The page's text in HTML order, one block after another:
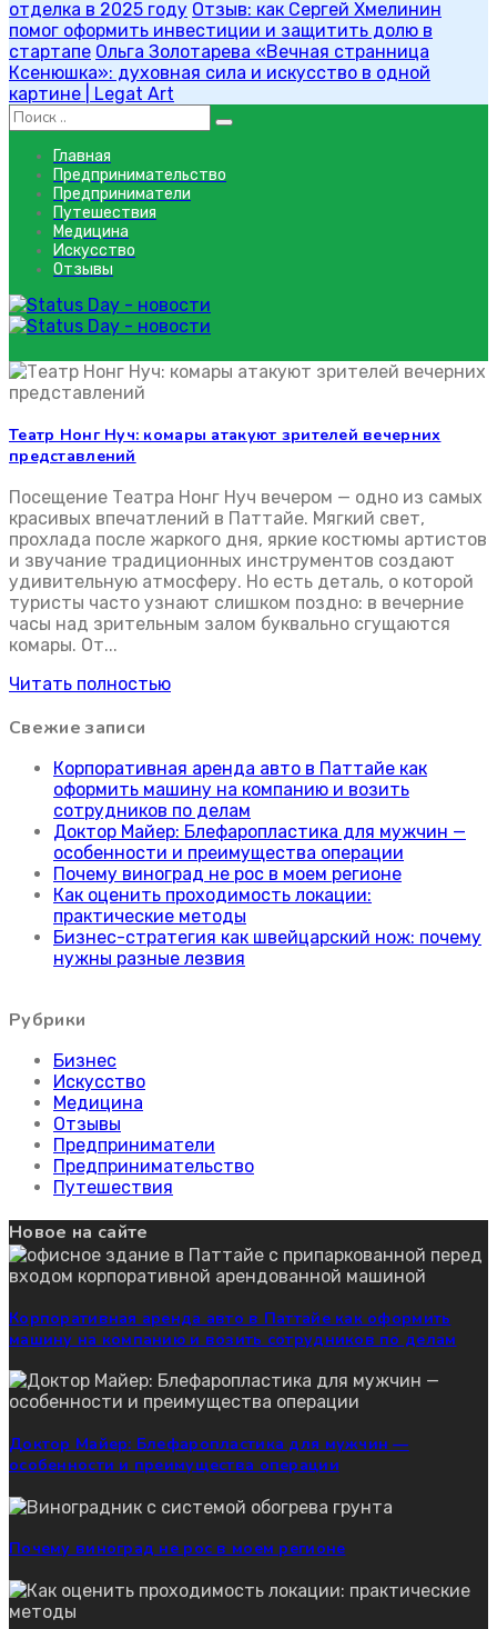
отделка в 2025 году Отзыв: как Сергей Хмелинин
помог оформить инвестиции и защитить долю в
стартапе Ольга Золотарева «Вечная странница
Ксенюшка»: духовная сила и искусство в одной
картине | Legat Art
Главная
Предпринимательство
Предприниматели
Путешествия
Медицина
Искусство
Отзывы
свет привлекает комаров
свет привлекает комаров
Театр Нонг Нуч: комары атакуют зрителей вечерних
представлений
Посещение Театра Нонг Нуч вечером — одно из самых
красивых впечатлений в Паттайе. Мягкий свет,
прохлада после жаркого дня, яркие костюмы артистов
и звучание традиционных инструментов создают
удивительную атмосферу. Но есть деталь, о которой
туристы часто узнают слишком поздно: в вечерние
часы над зрительным залом буквально сгущаются
комары. От...
Читать полностью
Свежие записи
Корпоративная аренда авто в Паттайе как
оформить машину на компанию и возить
сотрудников по делам
Доктор Майер: Блефаропластика для мужчин —
особенности и преимущества операции
Почему виноград не рос в моем регионе
Как оценить проходимость локации:
практические методы
Бизнес-стратегия как швейцарский нож: почему
нужны разные лезвия
Рубрики
Бизнес
Искусство
Медицина
Отзывы
Предприниматели
Предпринимательство
Путешествия
Новое на сайте
Корпоративная аренда авто в Паттайе как оформить
машину на компанию и возить сотрудников по делам
Доктор Майер: Блефаропластика для мужчин —
особенности и преимущества операции
Почему виноград не рос в моем регионе